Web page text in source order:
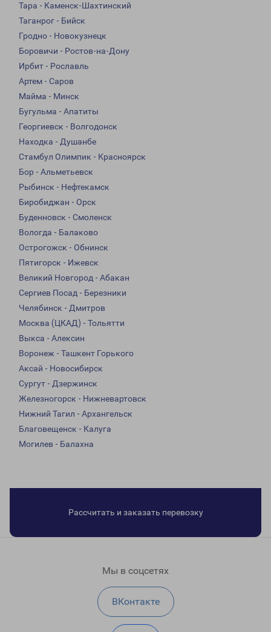
Тара - Каменск-Шахтинский
Таганрог - Бийск
Гродно - Новокузнецк
Боровичи - Ростов-на-Дону
Ирбит - Рославль
Артем - Саров
Майма - Минск
Бугульма - Апатиты
Георгиевск - Волгодонск
Находка - Душанбе
Стамбул Олимпик - Красноярск
Бор - Альметьевск
Рыбинск - Нефтекамск
Биробиджан - Орск
Буденновск - Смоленск
Вологда - Балаково
Острогожск - Обнинск
Пятигорск - Ижевск
Великий Новгород - Абакан
Сергиев Посад - Березники
Челябинск - Дмитров
Москва (ЦКАД) - Тольятти
Выкса - Алексин
Воронеж - Ташкент Горького
Аксай - Новосибирск
Сургут - Дзержинск
Железногорск - Нижневартовск
Нижний Тагил - Архангельск
Благовещенск - Калуга
Могилев - Балахна
Рассчитать и заказать перевозку
Мы в соцсетях
ВКонтакте